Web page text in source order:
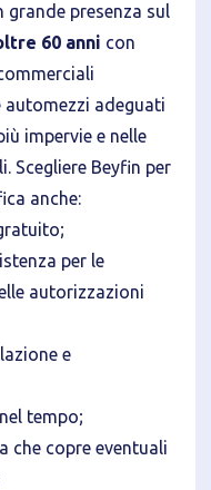
presenza sul
60 anni con
automezzi adeguati
impervie e nelle
Scegliere Beyfin per
anche:
per le
autorizzazioni
e
tempo;
che copre eventuali